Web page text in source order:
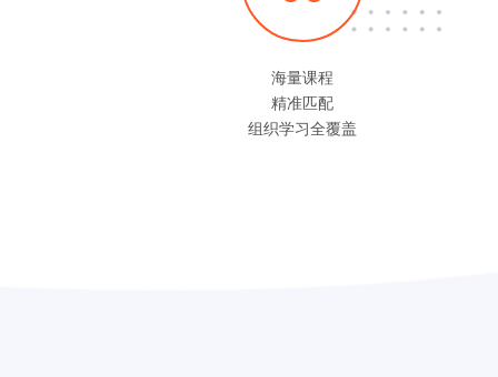
海量课程
精准匹配
组织学习全覆盖